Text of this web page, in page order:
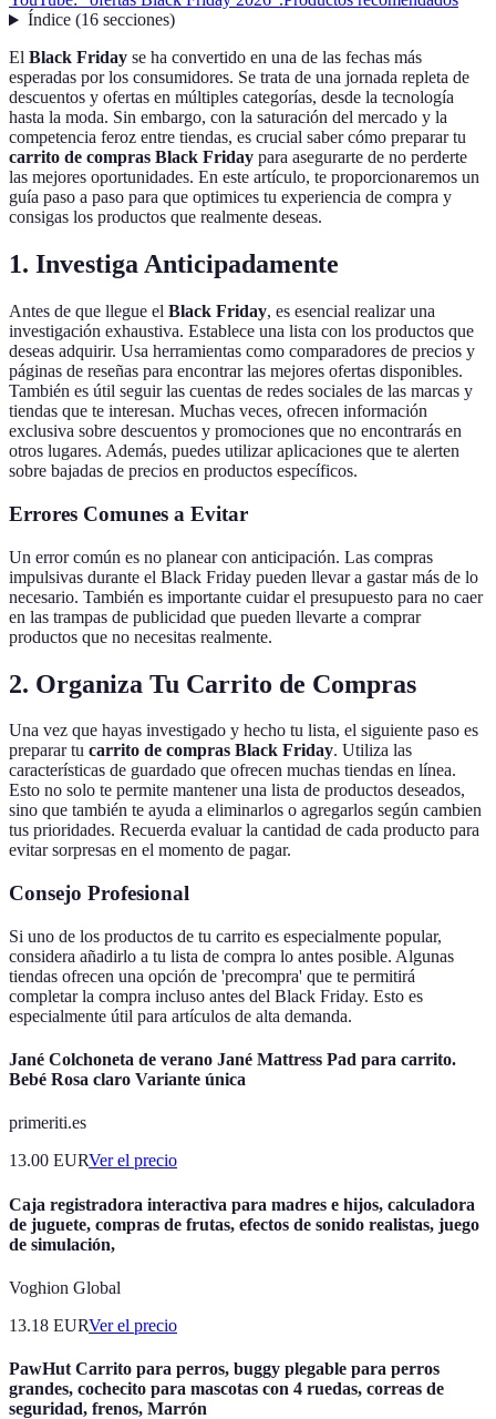
Índice(16 secciones)
El Black Friday se ha convertido en una de las fechas más
esperadas por los consumidores. Se trata de una jornada repleta de
descuentos y ofertas en múltiples categorías, desde la tecnología
hasta la moda. Sin embargo, con la saturación del mercado y la
competencia feroz entre tiendas, es crucial saber cómo preparar tu
carrito de compras Black Friday para asegurarte de no perderte
las mejores oportunidades. En este artículo, te proporcionaremos un
guía paso a paso para que optimices tu experiencia de compra y
consigas los productos que realmente deseas.
1. Investiga Anticipadamente
Antes de que llegue el Black Friday, es esencial realizar una
investigación exhaustiva. Establece una lista con los productos que
deseas adquirir. Usa herramientas como comparadores de precios y
páginas de reseñas para encontrar las mejores ofertas disponibles.
También es útil seguir las cuentas de redes sociales de las marcas y
tiendas que te interesan. Muchas veces, ofrecen información
exclusiva sobre descuentos y promociones que no encontrarás en
otros lugares. Además, puedes utilizar aplicaciones que te alerten
sobre bajadas de precios en productos específicos.
Errores Comunes a Evitar
Un error común es no planear con anticipación. Las compras
impulsivas durante el Black Friday pueden llevar a gastar más de lo
necesario. También es importante cuidar el presupuesto para no caer
en las trampas de publicidad que pueden llevarte a comprar
productos que no necesitas realmente.
2. Organiza Tu Carrito de Compras
Una vez que hayas investigado y hecho tu lista, el siguiente paso es
preparar tu carrito de compras Black Friday. Utiliza las
características de guardado que ofrecen muchas tiendas en línea.
Esto no solo te permite mantener una lista de productos deseados,
sino que también te ayuda a eliminarlos o agregarlos según cambien
tus prioridades. Recuerda evaluar la cantidad de cada producto para
evitar sorpresas en el momento de pagar.
Consejo Profesional
Si uno de los productos de tu carrito es especialmente popular,
considera añadirlo a tu lista de compra lo antes posible. Algunas
tiendas ofrecen una opción de 'precompra' que te permitirá
completar la compra incluso antes del Black Friday. Esto es
especialmente útil para artículos de alta demanda.
Jané Colchoneta de verano Jané Mattress Pad para carrito.
Bebé Rosa claro Variante única
primeriti.es
13.00 EURVer el precio
Caja registradora interactiva para madres e hijos, calculadora
de juguete, compras de frutas, efectos de sonido realistas, juego
de simulación,
Voghion Global
13.18 EURVer el precio
PawHut Carrito para perros, buggy plegable para perros
grandes, cochecito para mascotas con 4 ruedas, correas de
seguridad, frenos, Marrón